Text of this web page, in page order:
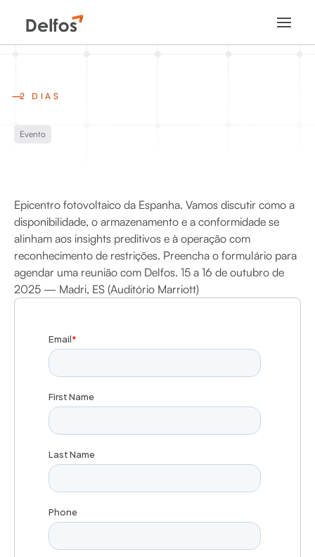
2 DIAS
Evento
Epicentro fotovoltaico da Espanha. Vamos discutir como a
disponibilidade, o armazenamento e a conformidade se
alinham aos insights preditivos e à operação com
reconhecimento de restrições. Preencha o formulário para
agendar uma reunião com Delfos. 15 a 16 de outubro de
2025 — Madri, ES (Auditório Marriott)